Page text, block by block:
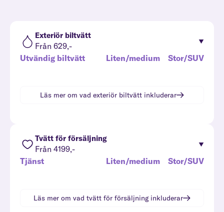
Exteriör biltvätt
Från 629,-
Utvändig biltvätt
Liten/medium Stor/SUV
Läs mer om vad exteriör biltvätt inkluderar
Tvätt för försäljning
Från 4199,-
Tjänst
Liten/medium Stor/SUV
Läs mer om vad tvätt för försäljninginkluderar